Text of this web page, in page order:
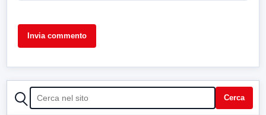
CERCA Cerca